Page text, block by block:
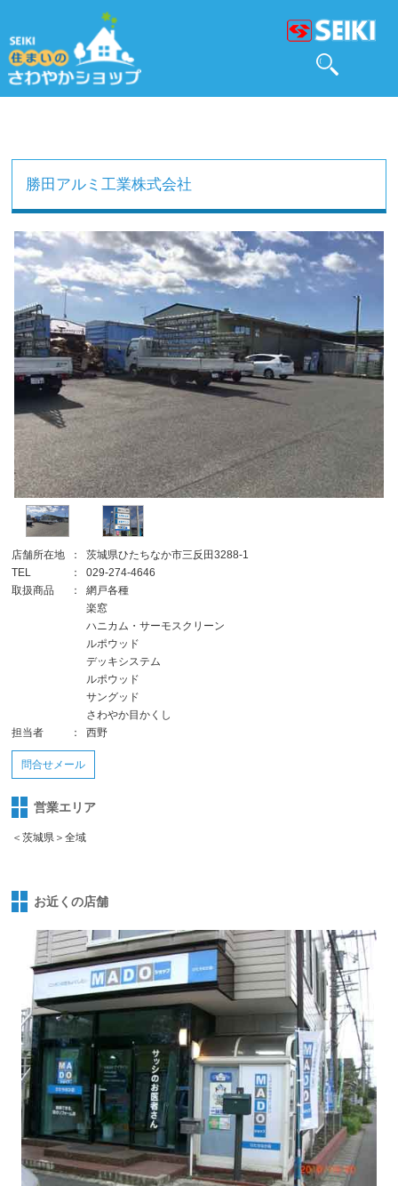
勝田アルミ工業株式会社
店舗所在地 ：
茨城県ひたちなか市三反田3288-1
TEL
：
029-274-4646
取扱商品
：
網戸各種
楽窓
ハニカム・サーモスクリーン
ルポウッド
デッキシステム
ルポウッド
サングッド
さわやか目かくし
担当者
： 西野
問合せメール
営業エリア
＜茨城県＞全域
お近くの店舗